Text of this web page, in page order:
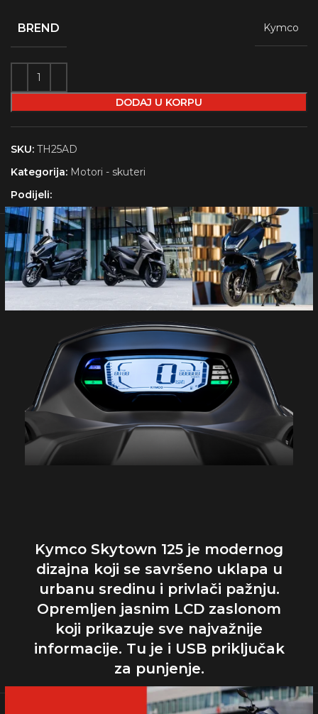
BREND Kymco
DODAJ U KORPU
SKU: TH25AD
Kategorija: Motori - skuteri
Podijeli:
Kymco Skytown 125 je modernog
dizajna koji se savršeno uklapa u
urbanu sredinu i privlači pažnju.
Opremljen jasnim LCD zaslonom
koji prikazuje sve najvažnije
informacije. Tu je i USB priključak
za punjenje.